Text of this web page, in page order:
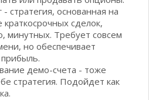
- стратегия, основанная на
краткосрочных сделок,
минутных. Требует совсем
но обеспечивает
демо-счета - тоже
стратегия. Подойдет как